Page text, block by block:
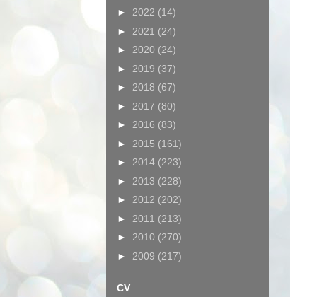
► 2022 (14)
► 2021 (24)
► 2020 (24)
► 2019 (37)
► 2018 (67)
► 2017 (80)
► 2016 (83)
► 2015 (161)
► 2014 (223)
► 2013 (228)
► 2012 (202)
► 2011 (213)
► 2010 (270)
► 2009 (217)
CV